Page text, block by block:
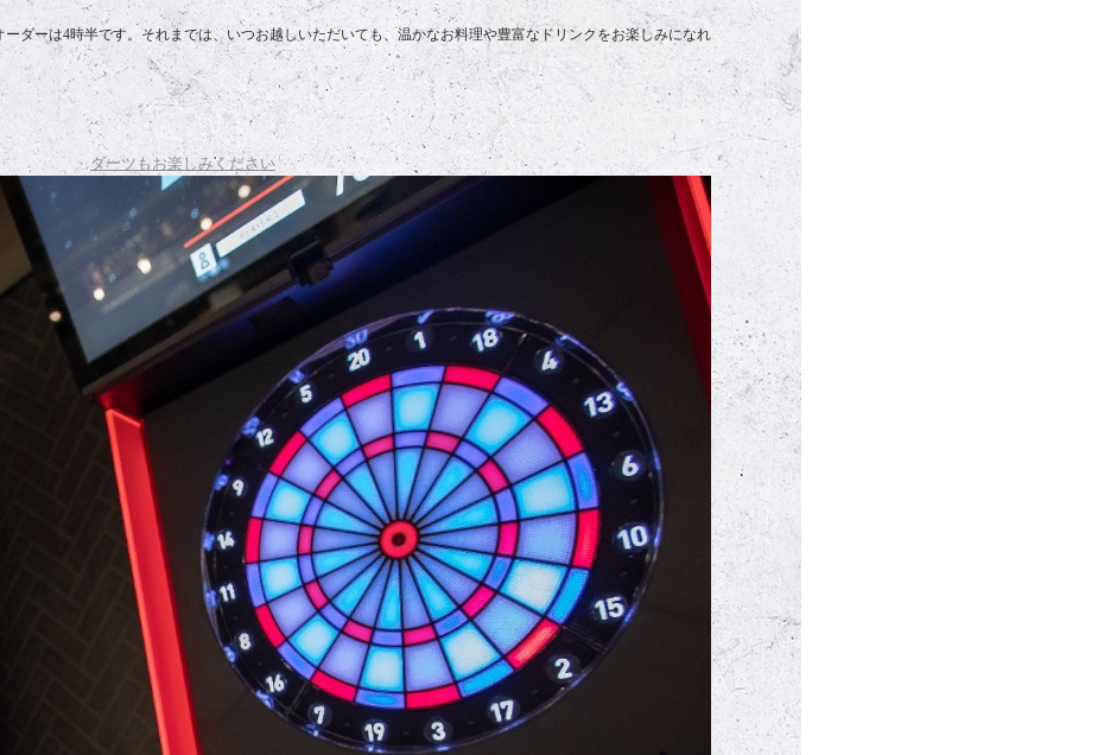
ダーは4時半です。それまでは、いつお越しいただいても、温かなお料理や豊富なドリンクをお楽しみになれ
ダーツもお楽しみください